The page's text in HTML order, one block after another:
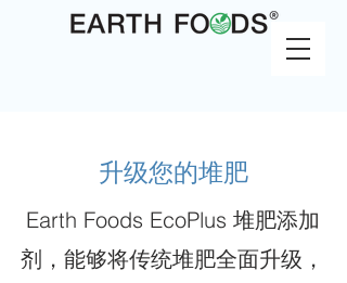
升级您的堆肥
Earth Foods EcoPlus 堆肥添加
剂，能够将传统堆肥全面升级，